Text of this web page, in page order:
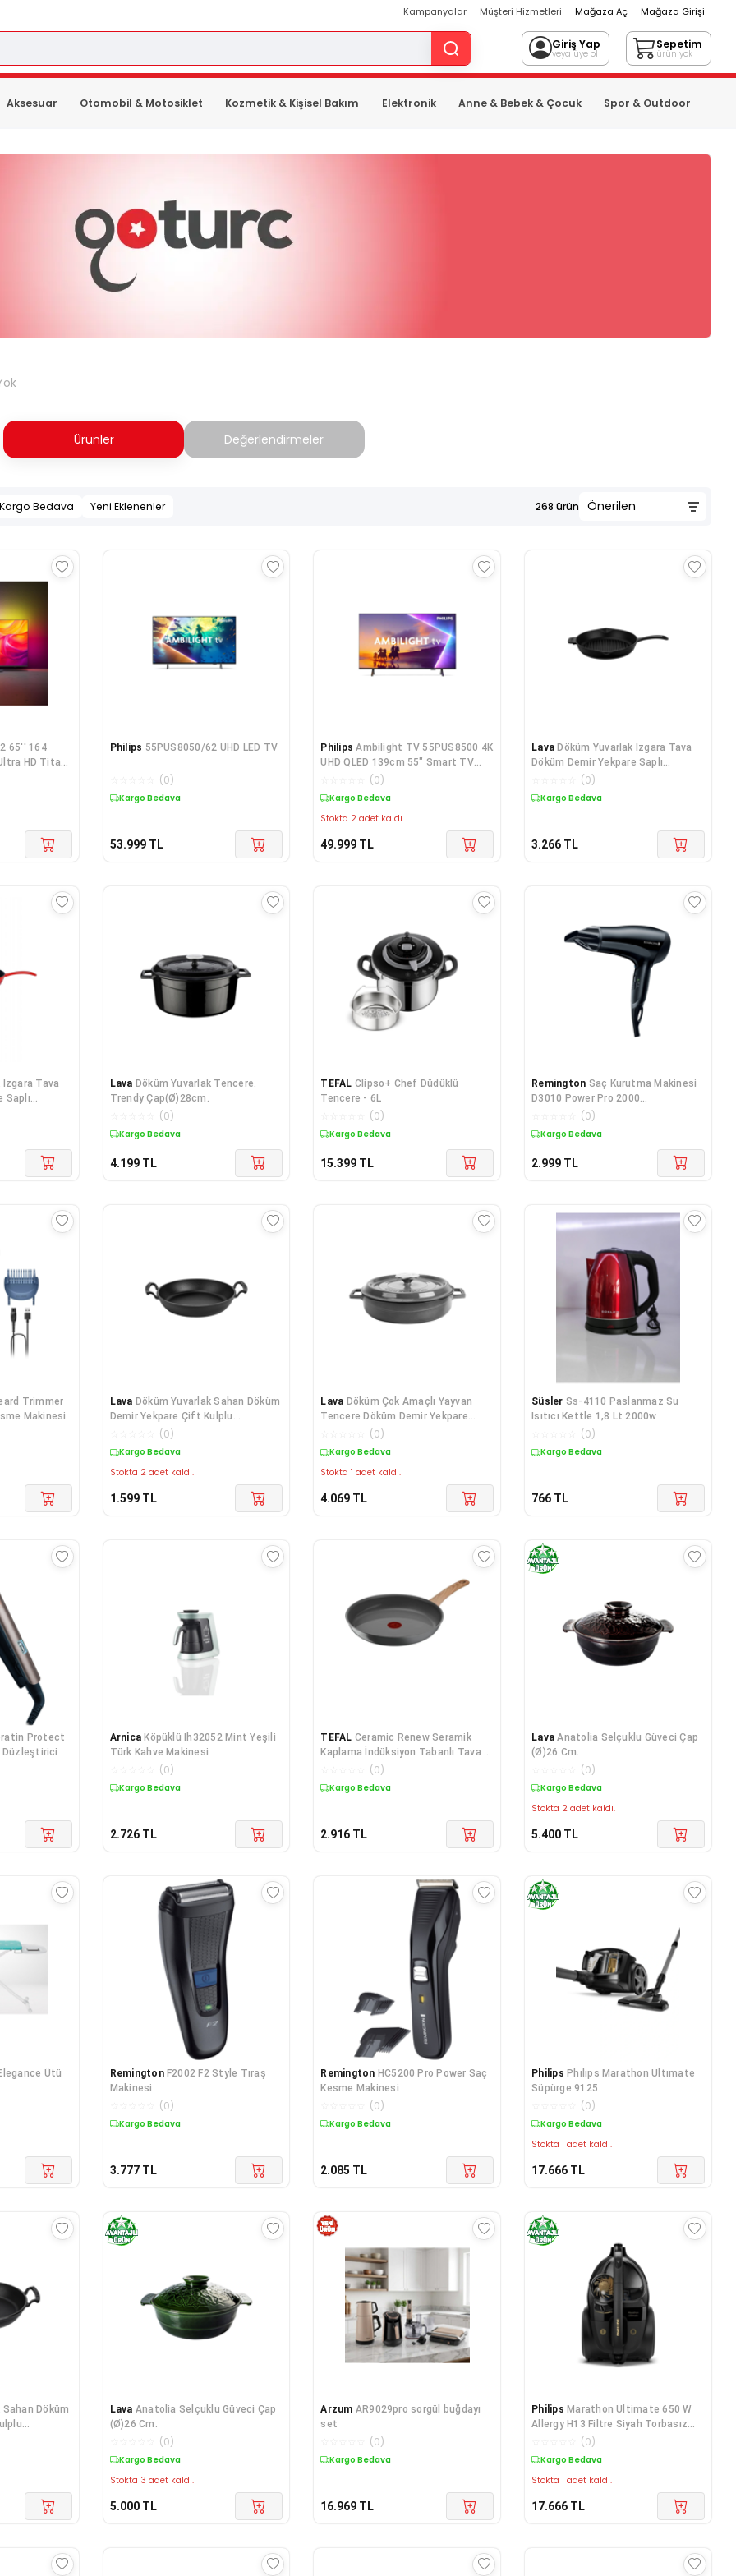
Kampanyalar Müşteri Hizmetleri Mağaza Aç Mağaza Girişi
Giriş Yap
veya üye ol
Sepetim
ürün yok
Aksesuar Otomobil & Motosiklet Kozmetik & Kişisel Bakım Elektronik Anne & Bebek & Çocuk Spor & Outdoor
Ürünler Değerlendirmeler
Kargo Bedava Yeni Eklenenler 268 ürün
65'' 164
Ultra HD Titan
Philips 55PUS8050/62 UHD LED TV
(0)
Kargo Bedava
53.999 TL
Philips Ambilight TV 55PUS8500 4K
UHD QLED 139cm 55" Smart TV
Dolby Atmos Titan OS
(0)
Kargo Bedava
Stokta 2 adet kaldı.
49.999 TL
Lava Döküm Yuvarlak Izgara Tava
Döküm Demir Yekpare Saplı
Çap(Ø)28cm.
(0)
Kargo Bedava
3.266 TL
Izgara Tava
Saplı
Lava Döküm Yuvarlak Tencere.
Trendy Çap(Ø)28cm.
(0)
Kargo Bedava
4.199 TL
TEFAL Clipso+ Chef Düdüklü
Tencere - 6L
(0)
Kargo Bedava
15.399 TL
Remington Saç Kurutma Makinesi
D3010 Power Pro 2000
4008496759651
(0)
Kargo Bedava
2.999 TL
Trimmer
Makinesi
Lava Döküm Yuvarlak Sahan Döküm
Demir Yekpare Çift Kulplu
Çap(Ø)24cm.
(0)
Kargo Bedava
Stokta 2 adet kaldı.
1.599 TL
Lava Döküm Çok Amaçlı Yayvan
Tencere Döküm Demir Yekpare
Kulplu Premium Serisi Çap(Ø)24cm.
(0)
Kargo Bedava
Stokta 1 adet kaldı.
4.069 TL
Süsler Ss-4110 Paslanmaz Su
Isıtıcı Kettle 1,8 Lt 2000w
(0)
Kargo Bedava
766 TL
Protect
Düzleştirici
Arnica Köpüklü Ih32052 Mint Yeşili
Türk Kahve Makinesi
(0)
Kargo Bedava
2.726 TL
TEFAL Ceramic Renew Seramik
Kaplama İndüksiyon Tabanlı Tava -
(0)
Kargo Bedava
2.916 TL
Lava Anatolia Selçuklu Güveci Çap
(Ø)26 Cm.
(0)
Kargo Bedava
Stokta 2 adet kaldı.
5.400 TL
Ütü
Remington F2002 F2 Style Tıraş
Makinesi
(0)
Kargo Bedava
3.777 TL
Remington HC5200 Pro Power Saç
Kesme Makinesi
(0)
Kargo Bedava
2.085 TL
Philips Phılıps Marathon Ultımate
Süpürge 9125
(0)
Kargo Bedava
Stokta 1 adet kaldı.
17.666 TL
Döküm
Lava Anatolia Selçuklu Güveci Çap
(Ø)26 Cm.
(0)
Kargo Bedava
Stokta 3 adet kaldı.
5.000 TL
Arzum AR9029pro sorgül buğdayı
set
(0)
Kargo Bedava
16.969 TL
Philips Marathon Ultimate 650 W
Allergy H13 Filtre Siyah Torbasız
(0)
Kargo Bedava
Stokta 1 adet kaldı.
17.666 TL